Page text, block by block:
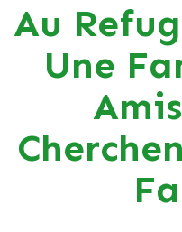
Au
Une